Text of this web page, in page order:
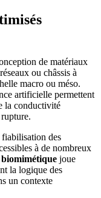
de matériaux
ou châssis à
macro ou méso.
artificielle permettent
la conductivité
des
à de nombreux
biomimétique joue
la logique des
un contexte